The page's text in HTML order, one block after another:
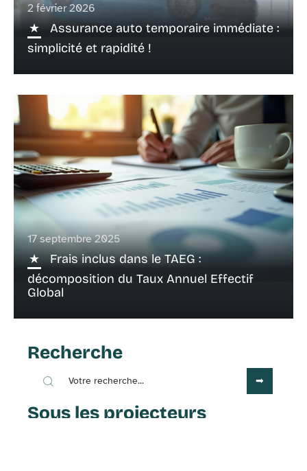
2 février 2026
Assurance auto temporaire immédiate :
simplicité et rapidité !
17 septembre 2025
Frais inclus dans le TAEG :
décomposition du Taux Annuel Effectif
Global
Recherche
Sous les projecteurs